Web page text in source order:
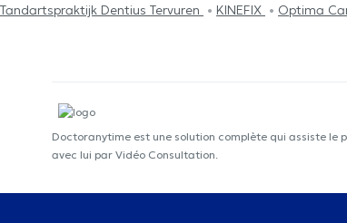
Tandartspraktijk Dentius Tervuren
KINEFIX Optima
Doctoranytime est une solution complète qui assiste
avec lui par Vidéo Consultation.